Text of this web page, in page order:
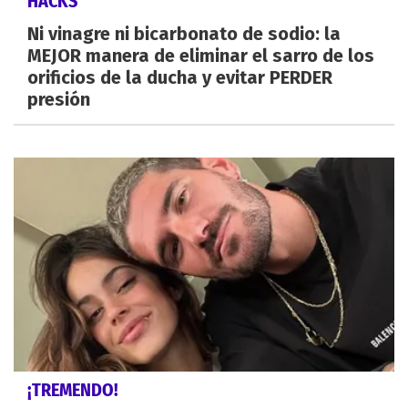
Ni vinagre ni bicarbonato de sodio: la
MEJOR manera de eliminar el sarro de los
orificios de la ducha y evitar PERDER
presión
¡TREMENDO!